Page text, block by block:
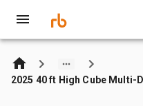
2025 40 ft High Cube Multi-